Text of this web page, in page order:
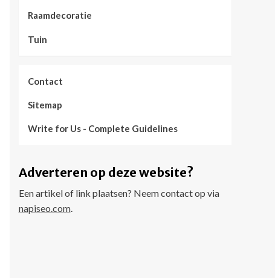
Raamdecoratie
Tuin
Contact
Sitemap
Write for Us - Complete Guidelines
Adverteren op deze website?
Een artikel of link plaatsen? Neem contact op via
napiseo.com.